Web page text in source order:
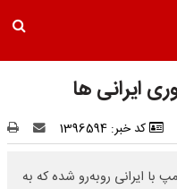
ایرانی ها
کد خبر: 1396594
با ایرانی روبه‌رو شده که به